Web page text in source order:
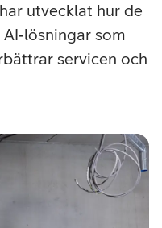
utvecklat hur de
som
servicen och